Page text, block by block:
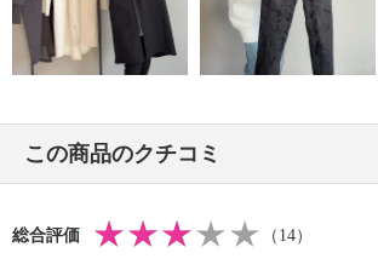
・単品洗い
・水や汗などによる色落ち、色移り注意
・摩擦による色落ち、色移り注意
・過度な力をかけない
・ネット使用
【原産国（地）】
この商品のクチコミ
総合評価 （14）